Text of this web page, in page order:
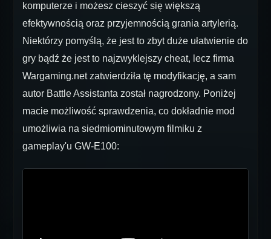
komputerze i możesz cieszyć się większą
efektywnością oraz przyjemnością grania artylerią.
Niektórzy pomyślą, że jest to zbyt duże ułatwienie do
gry bądź że jest to najzwyklejszy cheat, lecz firma
Wargaming.net zatwierdziła tę modyfikację, a sam
autor Battle Assistanta został nagrodzony. Poniżej
macie możliwość sprawdzenia, co dokładnie mod
umożliwia na siedmiominutowym filmiku z
gameplay'u GW-E100: